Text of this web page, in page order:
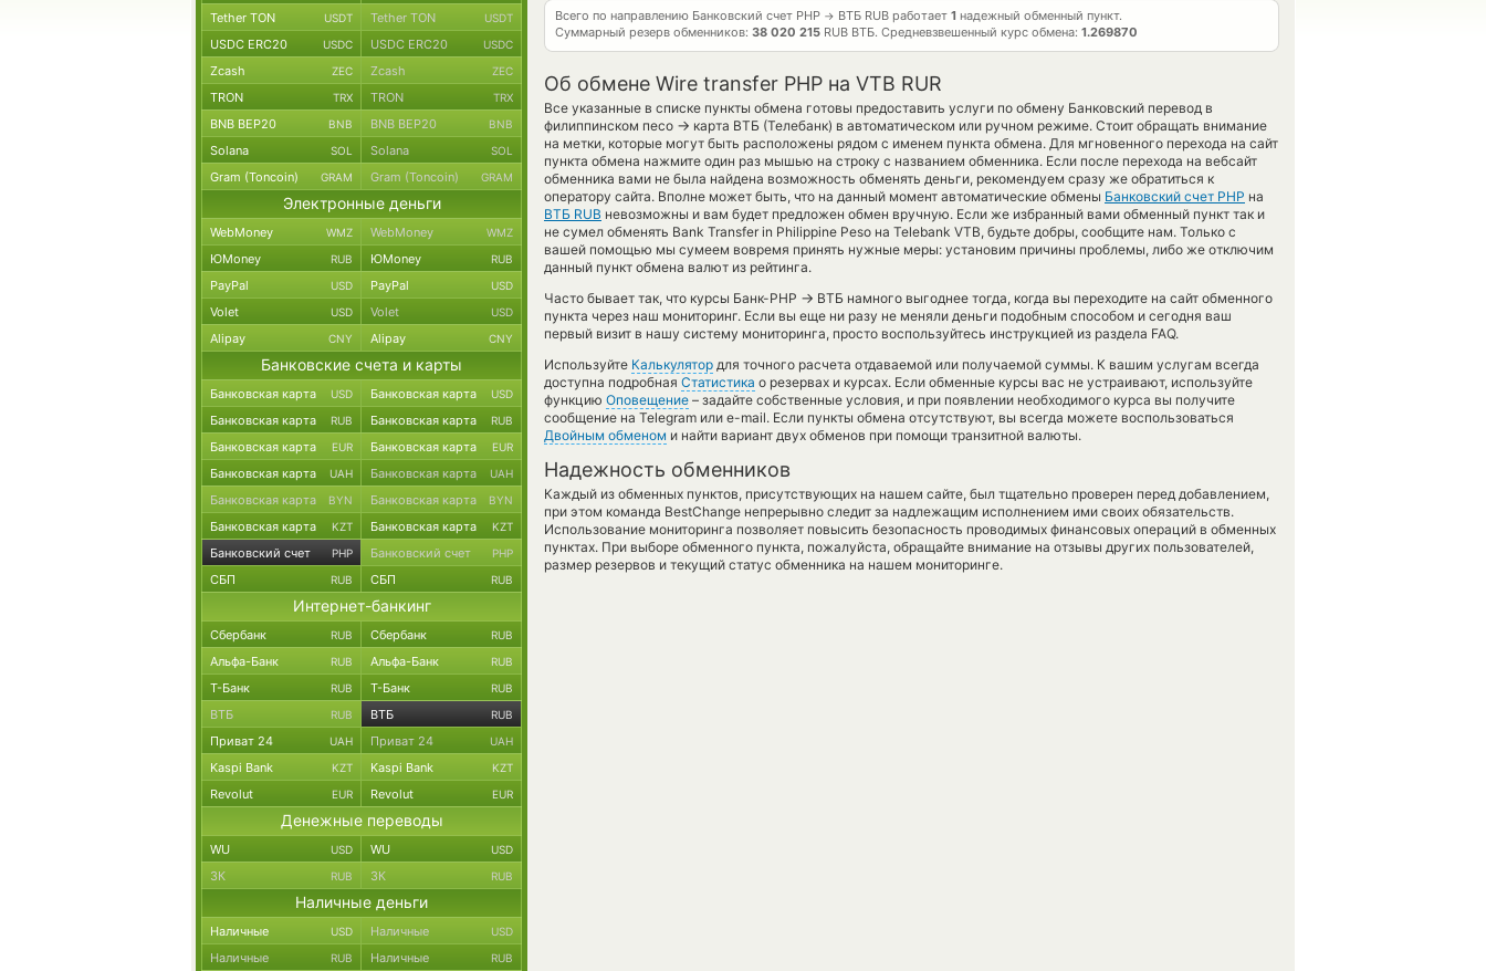
Всего по направлению Банковский счет PHP → ВТБ RUB работает 1 надежный обменный пункт.
Суммарный резерв обменников: 38 020 215 RUB ВТБ. Средневзвешенный курс обмена: 1.269870
Об обмене Wire transfer PHP на VTB RUR
Все указанные в списке пункты обмена готовы предоставить услуги по обмену Банковский перевод в
филиппинском песо → карта ВТБ (Телебанк) в автоматическом или ручном режиме. Стоит обращать внимание
на метки, которые могут быть расположены рядом с именем пункта обмена. Для мгновенного перехода на сайт
пункта обмена нажмите один раз мышью на строку с названием обменника. Если после перехода на вебсайт
обменника вами не была найдена возможность обменять деньги, рекомендуем сразу же обратиться к
оператору сайта. Вполне может быть, что на данный момент автоматические обмены Банковский счет PHP на
ВТБ RUB невозможны и вам будет предложен обмен вручную. Если же избранный вами обменный пункт так и
не сумел обменять Bank Transfer in Philippine Peso на Telebank VTB, будьте добры, сообщите нам. Только с
вашей помощью мы сумеем вовремя принять нужные меры: установим причины проблемы, либо же отключим
данный пункт обмена валют из рейтинга.
Часто бывает так, что курсы Банк-PHP → ВТБ намного выгоднее тогда, когда вы переходите на сайт обменного
пункта через наш мониторинг. Если вы еще ни разу не меняли деньги подобным способом и сегодня ваш
первый визит в нашу систему мониторинга, просто воспользуйтесь инструкцией из раздела FAQ.
Используйте Калькулятор для точного расчета отдаваемой или получаемой суммы. К вашим услугам всегда
доступна подробная Статистика о резервах и курсах. Если обменные курсы вас не устраивают, используйте
функцию Оповещение – задайте собственные условия, и при появлении необходимого курса вы получите
сообщение на Telegram или e-mail. Если пункты обмена отсутствуют, вы всегда можете воспользоваться
Двойным обменом и найти вариант двух обменов при помощи транзитной валюты.
Надежность обменников
Каждый из обменных пунктов, присутствующих на нашем сайте, был тщательно проверен перед добавлением,
при этом команда BestChange непрерывно следит за надлежащим исполнением ими своих обязательств.
Использование мониторинга позволяет повысить безопасность проводимых финансовых операций в обменных
пунктах. При выборе обменного пункта, пожалуйста, обращайте внимание на отзывы других пользователей,
размер резервов и текущий статус обменника на нашем мониторинге.
Tether TON USDT Tether TON USDT
USDC ERC20 USDC USDC ERC20 USDC
Zcash ZEC Zcash ZEC
TRON TRX TRON TRX
BNB BEP20 BNB BNB BEP20 BNB
Solana SOL Solana SOL
Gram (Toncoin) GRAM Gram (Toncoin) GRAM
Электронные деньги
WebMoney WMZ WebMoney WMZ
ЮMoney RUB ЮMoney RUB
PayPal USD PayPal USD
Volet USD Volet USD
Alipay CNY Alipay CNY
Банковские счета и карты
Банковская карта USD Банковская карта USD
Банковская карта RUB Банковская карта RUB
Банковская карта EUR Банковская карта EUR
Банковская карта UAH Банковская карта UAH
Банковская карта BYN Банковская карта BYN
Банковская карта KZT Банковская карта KZT
Банковский счет PHP Банковский счет PHP
СБП RUB СБП RUB
Интернет-банкинг
Сбербанк RUB Сбербанк RUB
Альфа-Банк RUB Альфа-Банк RUB
Т-Банк RUB Т-Банк RUB
ВТБ RUB ВТБ RUB
Приват 24 UAH Приват 24 UAH
Kaspi Bank KZT Kaspi Bank KZT
Revolut EUR Revolut EUR
Денежные переводы
WU USD WU USD
ЗК RUB ЗК RUB
Наличные деньги
Наличные USD Наличные USD
Наличные RUB Наличные RUB